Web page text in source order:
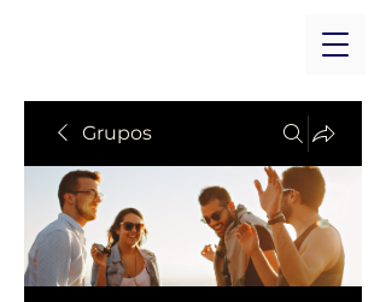
Grupos